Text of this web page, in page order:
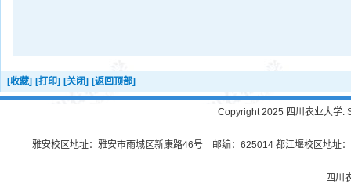
[收藏] [打印] [关闭] [返回顶部]
Copyright 2025 四川农业大学.
雅安校区地址：雅安市雨城区新康路46号 邮编：625014 都江堰校区地址
四川